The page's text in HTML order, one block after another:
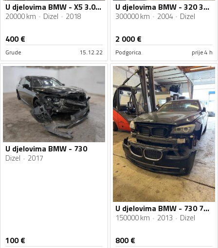
U djelovima BMW - X5 3.0d 2018g
20000 km Dizel 2018
400€
Grude 15.12.22
U djelovima BMW - 320 320d
300000 km 2004 Dizel
2 000€
Podgorica prije 4 h
U djelovima BMW - 730
Dizel 2017
100€
U djelovima BMW - 730 730d
150000 km 2013 Dizel
800€